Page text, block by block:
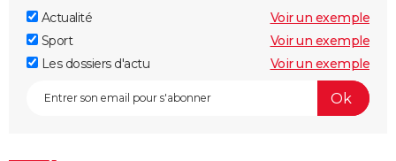
Actualité
Voir un exemple
Sport
Voir un exemple
Les dossiers d'actu
Voir un exemple